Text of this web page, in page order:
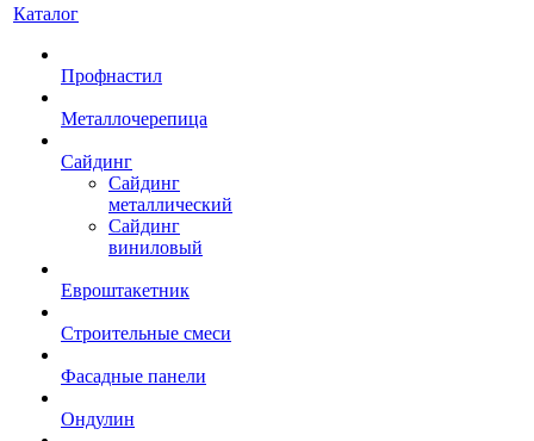
Каталог
Профнастил
Металлочерепица
Сайдинг
Сайдинг
металлический
Сайдинг
виниловый
Евроштакетник
Строительные смеси
Фасадные панели
Ондулин